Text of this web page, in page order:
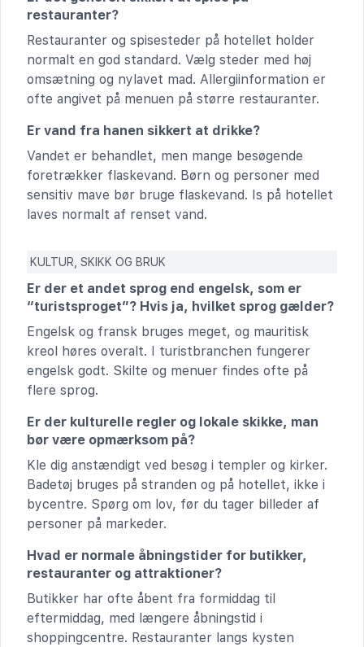
restauranter?
Restauranter og spisesteder på hotellet holder
normalt en god standard. Vælg steder med høj
omsætning og nylavet mad. Allergiinformation er
ofte angivet på menuen på større restauranter.
Er vand fra hanen sikkert at drikke?
Vandet er behandlet, men mange besøgende
foretrækker flaskevand. Børn og personer med
sensitiv mave bør bruge flaskevand. Is på hotellet
laves normalt af renset vand.
KULTUR, SKIKK OG BRUK
Er der et andet sprog end engelsk, som er
“turistsproget”? Hvis ja, hvilket sprog gælder?
Engelsk og fransk bruges meget, og mauritisk
kreol høres overalt. I turistbranchen fungerer
engelsk godt. Skilte og menuer findes ofte på
flere sprog.
Er der kulturelle regler og lokale skikke, man
bør være opmærksom på?
Kle dig anstændigt ved besøg i templer og kirker.
Badetøj bruges på stranden og på hotellet, ikke i
bycentre. Spørg om lov, før du tager billeder af
personer på markeder.
Hvad er normale åbningstider for butikker,
restauranter og attraktioner?
Butikker har ofte åbent fra formiddag til
eftermiddag, med længere åbningstid i
shoppingcentre. Restauranter langs kysten